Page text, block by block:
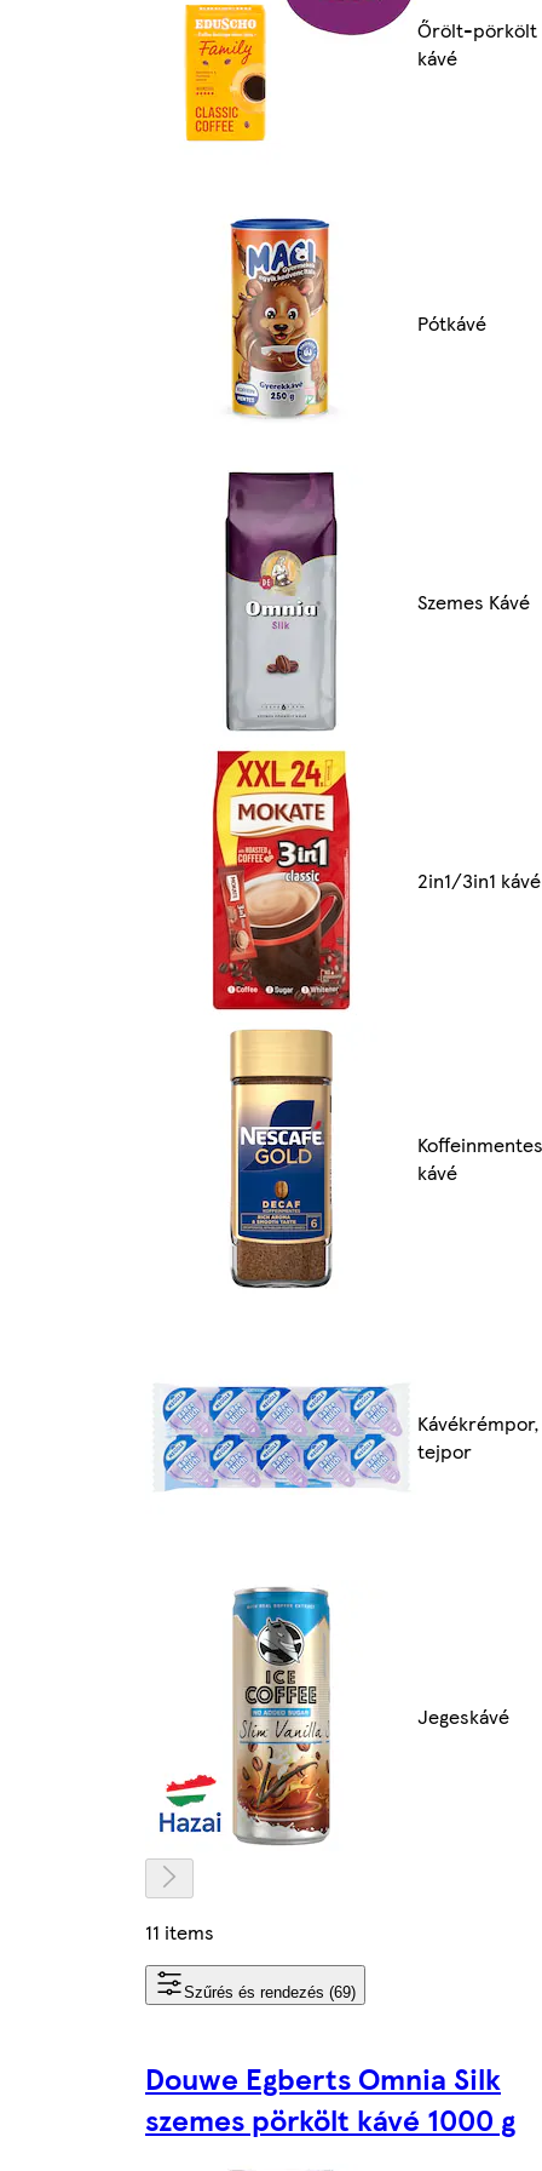
Őrölt-pörkölt
kávé
Pótkávé
Szemes Kávé
2in1/3in1 kávé
Koffeinmentes
kávé
Kávékrémpor,
tejpor
Jegeskávé
11 items
Szűrés és rendezés (69)
Douwe Egberts Omnia Silk
szemes pörkölt kávé 1000 g